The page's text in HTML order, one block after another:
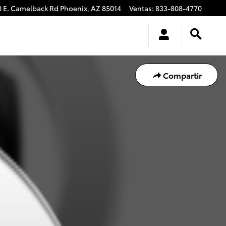
E. Camelback Rd Phoenix, AZ 85014 Ventas: 833-808-4770
Compartir